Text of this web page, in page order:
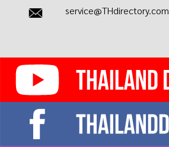
service@THdirectory.com